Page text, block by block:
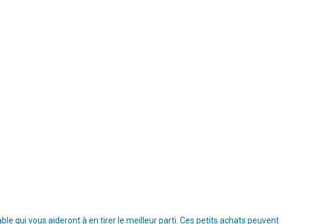
qui vous aideront à en tirer le meilleur parti. Ces petits achats peuvent